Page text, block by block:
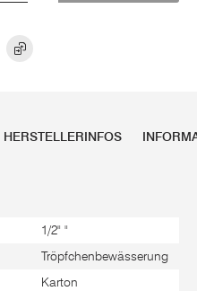
HERSTELLERINFOS
1/2" "
Tröpfchenbewässerung
Karton